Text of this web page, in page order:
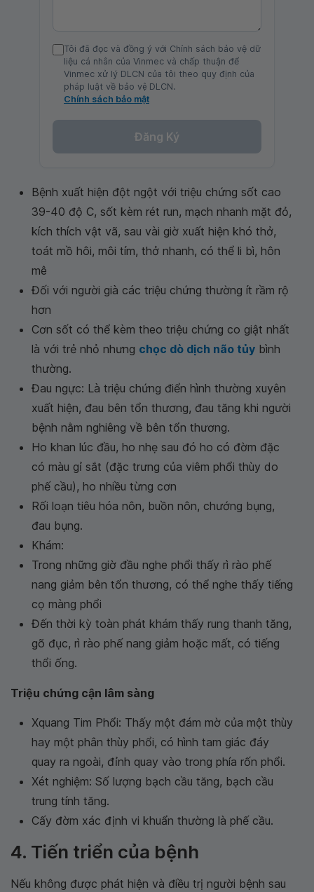
Tôi đã đọc và đồng ý với Chính sách bảo vệ dữ
liệu cá nhân của Vinmec và chấp thuận để
Vinmec xử lý DLCN của tôi theo quy định của
pháp luật về bảo vệ DLCN.
Chính sách bảo mật
Đăng Ký
Bệnh xuất hiện đột ngột với triệu chứng sốt cao
39-40 độ C, sốt kèm rét run, mạch nhanh mặt đỏ,
kích thích vật vã, sau vài giờ xuất hiện khó thở,
toát mồ hôi, môi tím, thở nhanh, có thể li bì, hôn
mê
Đối với người già các triệu chứng thường ít rầm rộ
hơn
Cơn sốt có thể kèm theo triệu chứng co giật nhất
là với trẻ nhỏ nhưng chọc dò dịch não tủy bình
thường.
Đau ngực: Là triệu chứng điển hình thường xuyên
xuất hiện, đau bên tổn thương, đau tăng khi người
bệnh nằm nghiêng về bên tổn thương.
Ho khan lúc đầu, ho nhẹ sau đó ho có đờm đặc
có màu gỉ sắt (đặc trưng của viêm phổi thùy do
phế cầu), ho nhiều từng cơn
Rối loạn tiêu hóa nôn, buồn nôn, chướng bụng,
đau bụng.
Khám:
Trong những giờ đầu nghe phổi thấy rì rào phế
nang giảm bên tổn thương, có thể nghe thấy tiếng
cọ màng phổi
Đến thời kỳ toàn phát khám thấy rung thanh tăng,
gõ đục, rì rào phế nang giảm hoặc mất, có tiếng
thổi ống.
Triệu chứng cận lâm sàng
Xquang Tim Phổi: Thấy một đám mờ của một thùy
hay một phân thùy phổi, có hình tam giác đáy
quay ra ngoài, đỉnh quay vào trong phía rốn phổi.
Xét nghiệm: Số lượng bạch cầu tăng, bạch cầu
trung tính tăng.
Cấy đờm xác định vi khuẩn thường là phế cầu.
4. Tiến triển của bệnh
Nếu không được phát hiện và điều trị người bệnh sau